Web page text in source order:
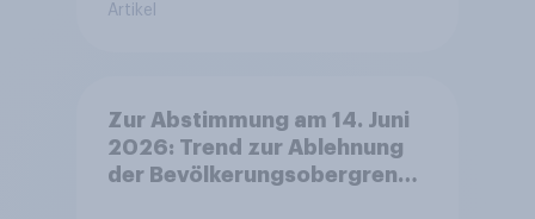
Artikel
Zur Abstimmung am 14. Juni
2026: Trend zur Ablehnung
der Bevölkerungsobergrenze